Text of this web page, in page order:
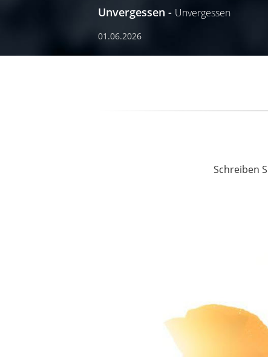
Unvergessen Unvergessen
01.06.2026
Schreiben